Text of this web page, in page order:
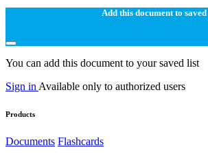
Add this document to saved
You can add this document to your saved list
Sign in Available only to authorized users
Products
Documents Flashcards